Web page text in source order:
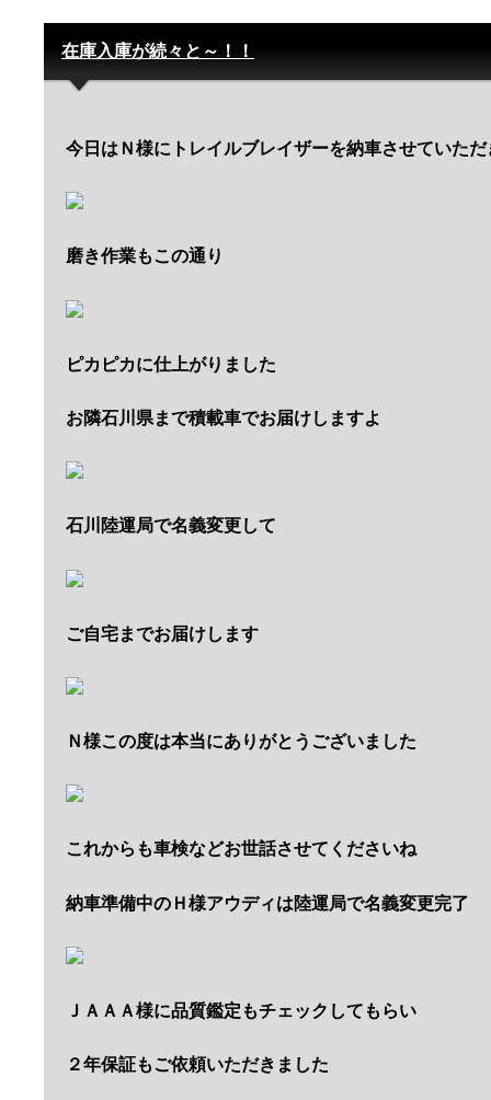
在庫入庫が続々と～！！
今日はＮ様にトレイルブレイザーを納車させていただ
磨き作業もこの通り
ピカピカに仕上がりました
お隣石川県まで積載車でお届けしますよ
石川陸運局で名義変更して
ご自宅までお届けします
Ｎ様この度は本当にありがとうございました
これからも車検などお世話させてくださいね
納車準備中のＨ様アウディは陸運局で名義変更完了
ＪＡＡＡ様に品質鑑定もチェックしてもらい
２年保証もご依頼いただきました